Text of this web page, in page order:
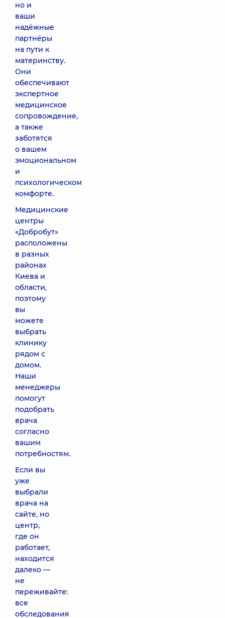
но и
ваши
надёжные
партнёры
на пути к
материнству.
Они
обеспечивают
экспертное
медицинское
сопровождение,
а также
заботятся
о вашем
эмоциональном
и
психологическом
комфорте.
Медицинские
центры
«Добробут»
расположены
в разных
районах
Киева и
области,
поэтому
вы
можете
выбрать
клинику
рядом с
домом.
Наши
менеджеры
помогут
подобрать
врача
согласно
вашим
потребностям.
Если вы
уже
выбрали
врача на
сайте, но
центр,
где он
работает,
находится
далеко —
не
переживайте:
все
обследования